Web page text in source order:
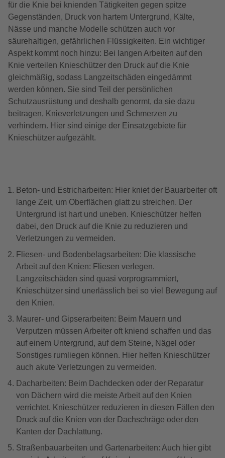
für die Knie bei knienden Tätigkeiten gegen spitze
Gegenständen, Druck von hartem Untergrund, Kälte,
Nässe und manche Modelle schützen auch vor
säurehaltigen, gefährlichen Flüssigkeiten. Ein wichtiger
Aspekt kommt noch hinzu: Bei langen Arbeiten auf den
Knie verteilen Knieschützer den Druck auf die Knie
gleichmäßig, sodass Langzeitschäden eingedämmt
werden können. Sie sind Teil der persönlichen
Schutzausrüstung und deshalb genormt, da sie dazu
beitragen, Knieverletzungen und Schmerzen zu
verhindern. Hier sind einige der Einsatzgebiete für
Knieschützer aufgezählt.
Beton- und Estricharbeiten: Hier kniet der Bauarbeiter oft
lange Zeit, um Oberflächen glatt zu streichen. Der
Untergrund ist hart und uneben. Knieschützer helfen
dabei, den Druck auf die Knie zu reduzieren und
Verletzungen zu vermeiden.
Fliesen- und Bodenbelagsarbeiten: Die klassische
Arbeit auf den Knien: Fliesen verlegen.
Langzeitschäden sind quasi vorprogrammiert,
Knieschützer sind unerlässlich bei so viel Bewegung auf
den Knien.
Maurer- und Gipserarbeiten: Beim Mauern und
Verputzen müssen Arbeiter oft kniend schaffen und das
auf einem Untergrund, auf dem Steine, Nägel oder
Sonstiges rumliegen können. Hier helfen Knieschützer
auch akute Verletzungen zu vermeiden.
Dacharbeiten: Beim Dachdecken oder der Reparatur
von Dächern wird die meiste Arbeit auf den Knien
verrichtet. Knieschützer reduzieren in diesen Fällen den
Druck auf die Knien von der Dachschräge oder den
Kanten der Dachlattung.
Straßenbauarbeiten und Gartenarbeiten: Auch hier gibt